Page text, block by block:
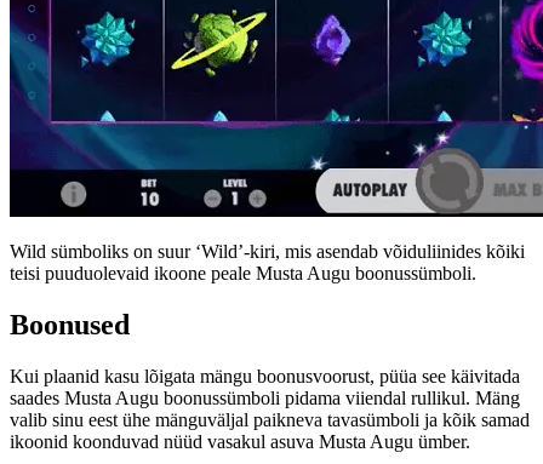
Wild sümboliks on suur ‘Wild’-kiri, mis asendab võiduliinides kõiki
teisi puuduolevaid ikoone peale Musta Augu boonussümboli.
Boonused
Kui plaanid kasu lõigata mängu boonusvoorust, püüa see käivitada
saades Musta Augu boonussümboli pidama viiendal rullikul. Mäng
valib sinu eest ühe mänguväljal paikneva tavasümboli ja kõik samad
ikoonid koonduvad nüüd vasakul asuva Musta Augu ümber.